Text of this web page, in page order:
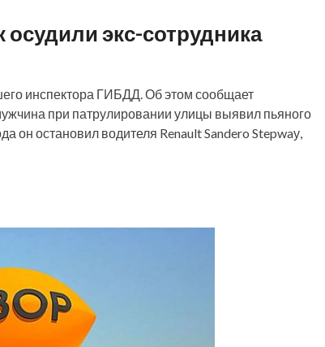
экс-сотрудника
инспектора ГИБДД. Об этом сообщает
при патрулировании улицы выявил пьяного
он остановил водителя Renault Sandero Stepwaу,